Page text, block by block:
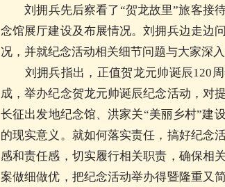
刘拥兵先后察看了“贺龙故里”旅客接待
念馆展厅建设及布展情况。刘拥兵边走边
况，并就纪念活动相关细节问题与大家深入
刘拥兵指出，正值贺龙元帅诞辰120周
成，举办纪念贺龙元帅诞辰纪念活动，对
长征出发地纪念馆、洪家关“美丽乡村”建
的现实意义。就如何落实责任，搞好纪念
感和责任感，切实履行相关职责，确保相
案做细做优，把纪念活动举办得暨隆重又